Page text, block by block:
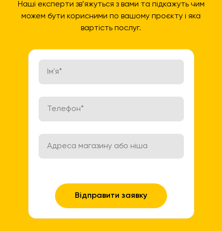
Наші експерти зв’яжуться з вами та підкажуть чим
можем бути корисними по вашому проєкту і яка
вартість послуг.